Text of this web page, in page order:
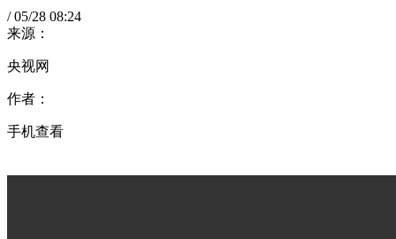
/ 05/28 08:24
来源：
央视网
作者：
手机查看